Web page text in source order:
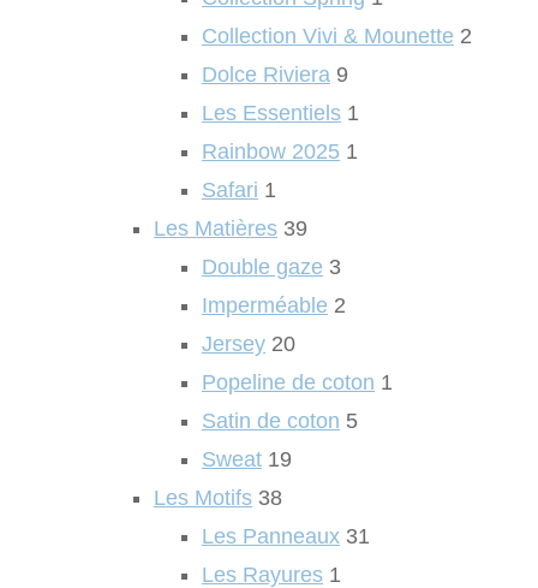
Collection Vivi & Mounette 2
Dolce Riviera 9
Les Essentiels 1
Rainbow 2025 1
Safari 1
Les Matières 39
Double gaze 3
Imperméable 2
Jersey 20
Popeline de coton 1
Satin de coton 5
Sweat 19
Les Motifs 38
Les Panneaux 31
Les Rayures 1